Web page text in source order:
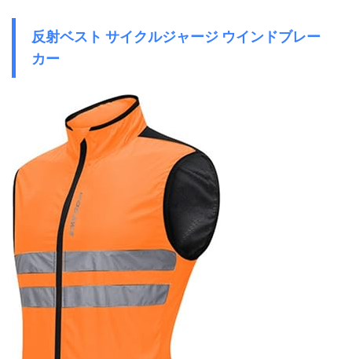
反射ベスト サイクルジャージ ウインドブレー
カー